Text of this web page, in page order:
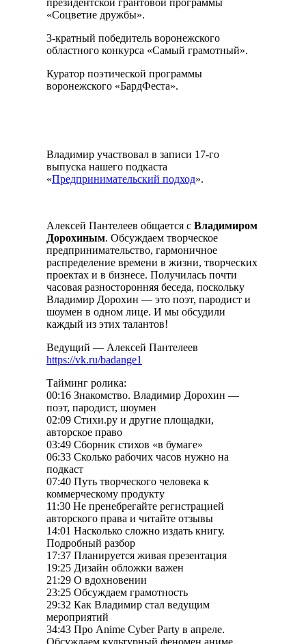
«Соцветие дружбы».
3-кратный победитель воронежского
областного конкурса «Самый грамотный».
Куратор поэтической программы
воронежского «БардФеста».
Владимир участвовал в записи 17-го
выпуска нашего подкаста
«Предпринимательский подход».
Алексей Пантелеев общается с Владимиром
Дорохиным. Обсуждаем творческое
предпринимательство, гармоничное
распределение времени в жизни, творческих
проектах и в бизнесе. Получилась почти
часовая разносторонняя беседа, поскольку
Владимир Дорохин — это поэт, пародист и
шоумен в одном лице. И мы обсудили
каждый из этих талантов!
Ведущий — Алексей Пантелеев
https://vk.ru/badange1
Тайминг ролика:
00:16 Знакомство. Владимир Дорохин —
поэт, пародист, шоумен
02:09 Стихи.ру и другие площадки,
авторское право
03:49 Сборник стихов «в бумаге»
06:33 Сколько рабочих часов нужно на
подкаст
07:40 Путь творческого человека к
коммерческому продукту
11:30 Не пренебрегайте регистрацией
авторского права и читайте отзывы
14:01 Насколько сложно издать книгу.
Подробный разбор
17:37 Планируется живая презентация
19:25 Дизайн обложки важен
21:29 О вдохновении
23:25 Обсуждаем грамотность
29:32 Как Владимир стал ведущим
мероприятий
34:43 Про Anime Cyber Party в апреле.
Обсуждаем культурный феномен аниме